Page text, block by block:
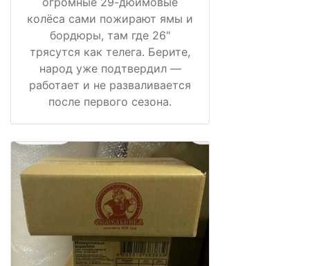
колёса сами пожирают ямы и
бордюры, там где 26"
трясутся как телега. Берите,
народ уже подтвердил —
работает и не разваливается
после первого сезона.